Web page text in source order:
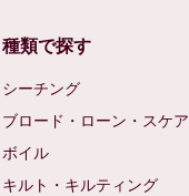
種類で探す
シーチング
ブロード・ローン・スケア
ボイル
キルト・キルティング